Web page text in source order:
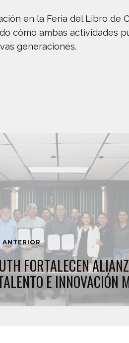
en la Feria del Libro de
cómo ambas actividades
generaciones.
ANTERIOR
FORTALECEN
E INNOVACIÓN